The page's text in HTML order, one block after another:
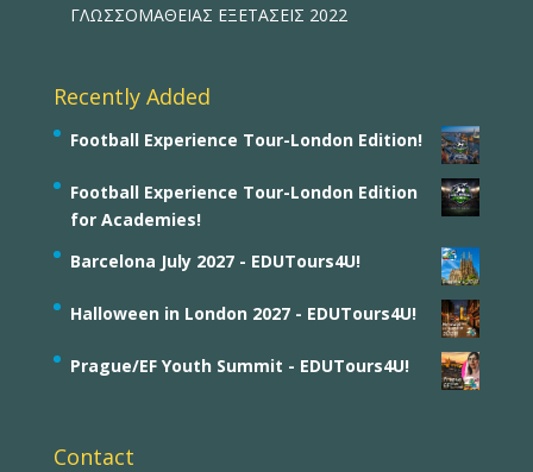
ΓΛΩΣΣΟΜΑΘΕΙΑΣ ΕΞΕΤΑΣΕΙΣ 2022
Recently Added
Football Experience Tour-London Edition!
Football Experience Tour-London Edition
for Academies!
Barcelona July 2027 - EDUTours4U!
Halloween in London 2027 - EDUTours4U!
Prague/EF Youth Summit - EDUTours4U!
Contact